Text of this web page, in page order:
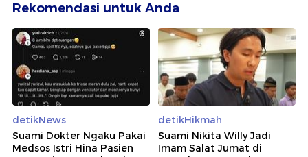
Rekomendasi untuk Anda
detikNews
Suami Dokter Ngaku Pakai
Medsos Istri Hina Pasien
detikHikmah
Suami Nikita Willy Jadi
Imam Salat Jumat di